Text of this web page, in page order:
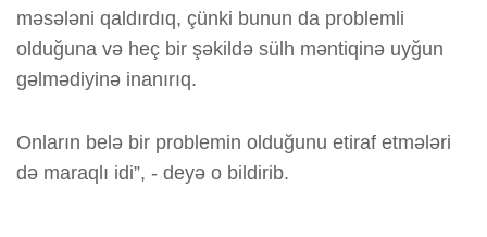
məsələni qaldırdıq, çünki bunun da problemli
olduğuna və heç bir şəkildə sülh məntiqinə uyğun
gəlmədiyinə inanırıq.
Onların belə bir problemin olduğunu etiraf etmələri
də maraqlı idi”, - deyə o bildirib.